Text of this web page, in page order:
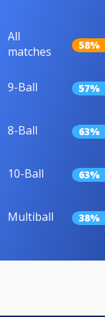
All
matches
58%
9-Ball 57%
8-Ball 63%
10-Ball 63%
Multiball 38%